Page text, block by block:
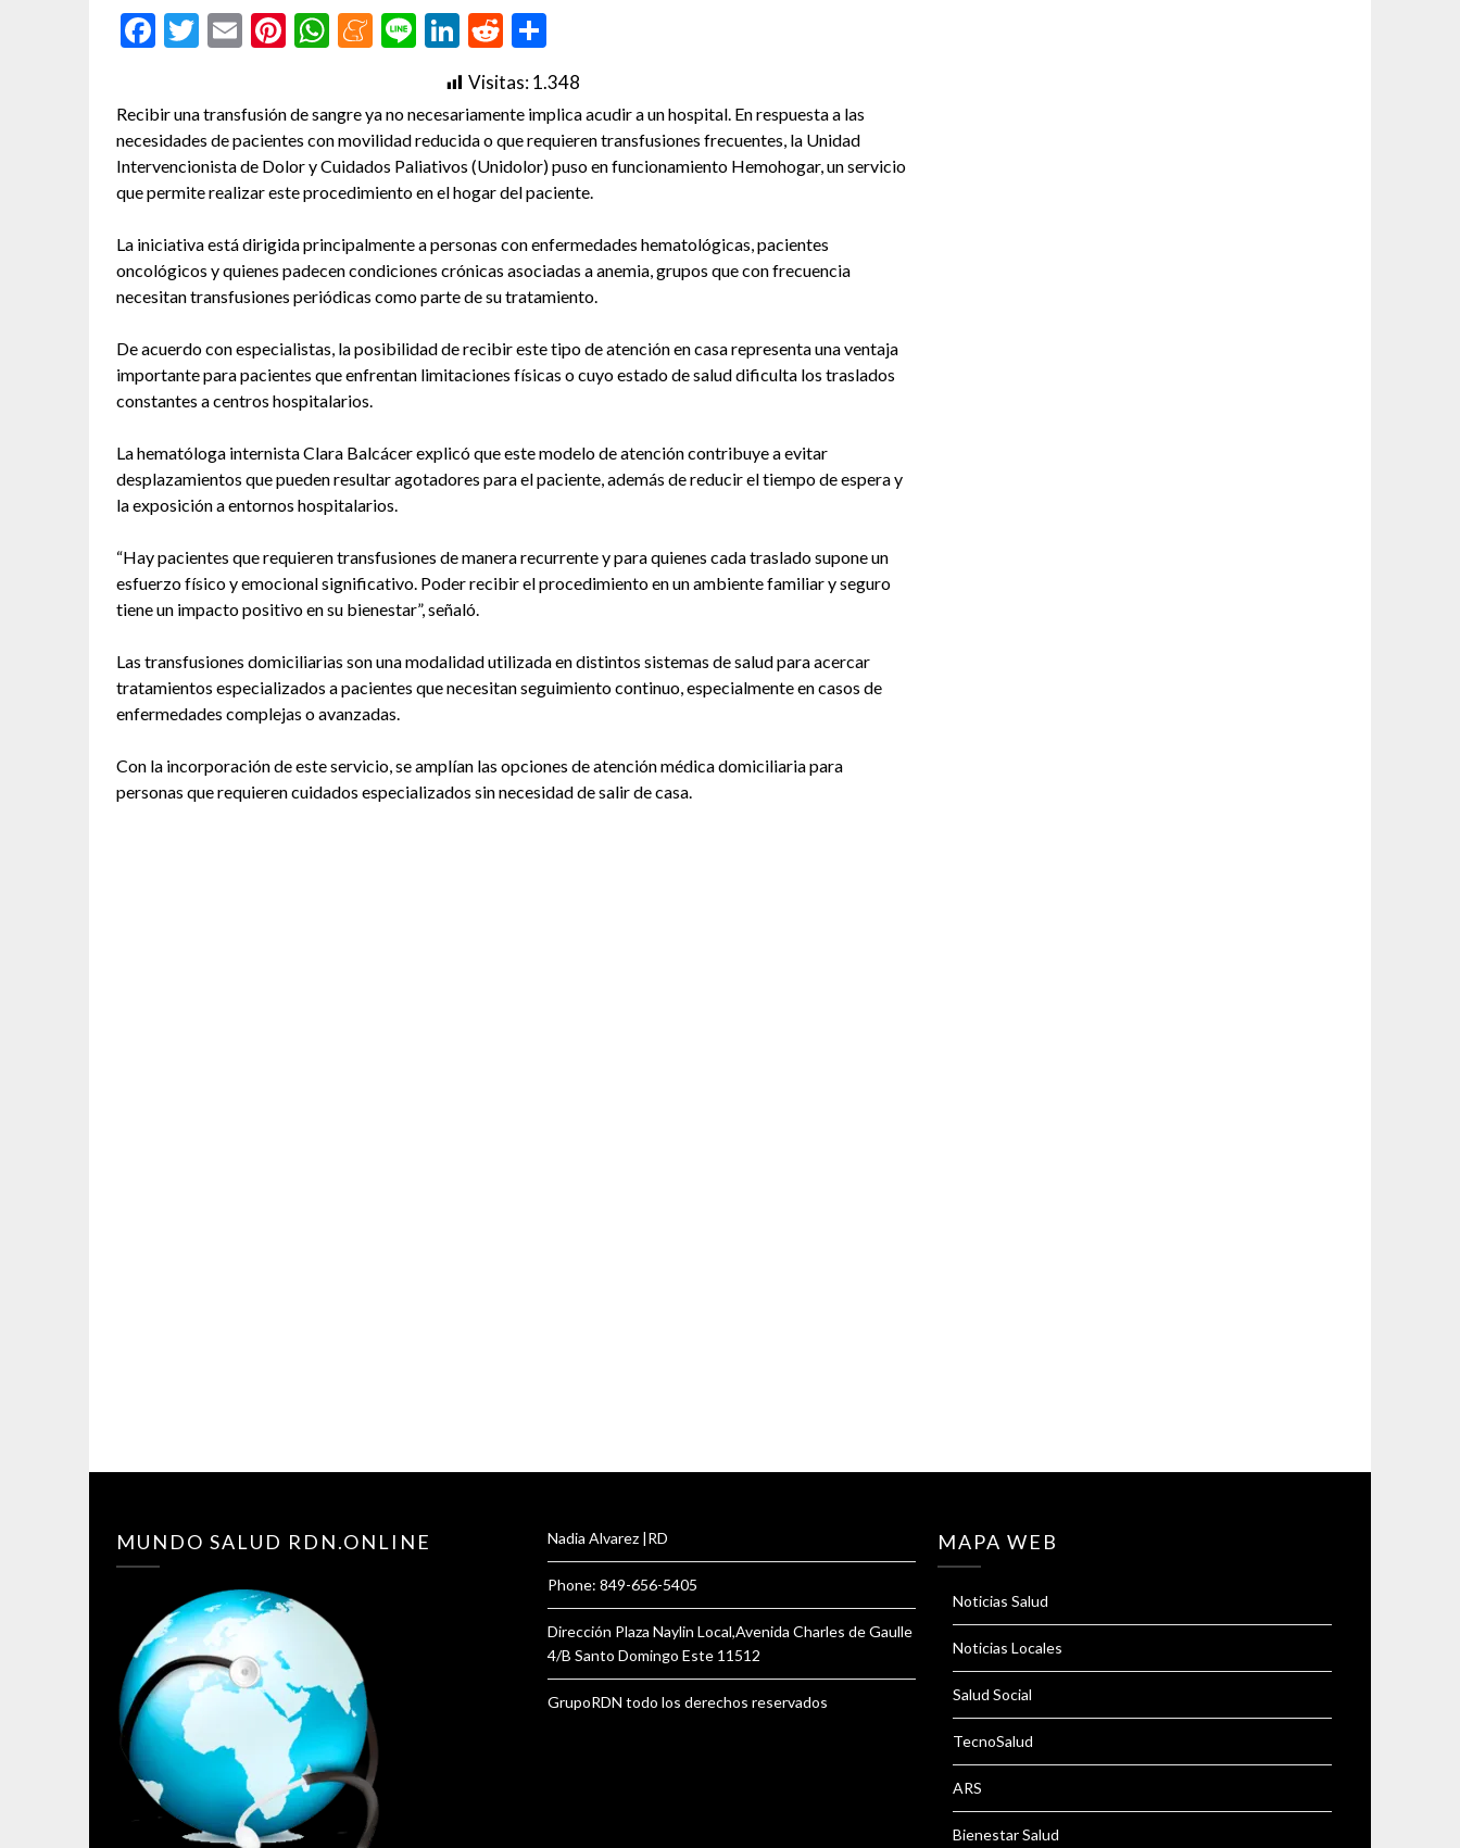
Facebook
Twitter
EmailPinterest
WhatsApp
Meneame
LineLinkedIn
Reddit
Visitas:1.348
Recibir una transfusión de sangre ya no necesariamente implica acudir a un hospital. En respuesta a las
necesidades de pacientes con movilidad reducida o que requieren transfusiones frecuentes, la Unidad
Intervencionista de Dolor y Cuidados Paliativos (Unidolor) puso en funcionamiento Hemohogar, un servicio
que permite realizar este procedimiento en el hogar del paciente.
La iniciativa está dirigida principalmente a personas con enfermedades hematológicas, pacientes
oncológicos y quienes padecen condiciones crónicas asociadas a anemia, grupos que con frecuencia
necesitan transfusiones periódicas como parte de su tratamiento.
De acuerdo con especialistas, la posibilidad de recibir este tipo de atención en casa representa una ventaja
importante para pacientes que enfrentan limitaciones físicas o cuyo estado de salud dificulta los traslados
constantes a centros hospitalarios.
La hematóloga internista Clara Balcácer explicó que este modelo de atención contribuye a evitar
desplazamientos que pueden resultar agotadores para el paciente, además de reducir el tiempo de espera y
la exposición a entornos hospitalarios.
“Hay pacientes que requieren transfusiones de manera recurrente y para quienes cada traslado supone un
esfuerzo físico y emocional significativo. Poder recibir el procedimiento en un ambiente familiar y seguro
tiene un impacto positivo en su bienestar”, señaló.
Las transfusiones domiciliarias son una modalidad utilizada en distintos sistemas de salud para acercar
tratamientos especializados a pacientes que necesitan seguimiento continuo, especialmente en casos de
enfermedades complejas o avanzadas.
Con la incorporación de este servicio, se amplían las opciones de atención médica domiciliaria para
personas que requieren cuidados especializados sin necesidad de salir de casa.
MUNDO SALUD RDN.ONLINE Nadia Alvarez |RD
Phone: 849-656-5405
Dirección Plaza Naylin Local,Avenida Charles de Gaulle
4/B Santo Domingo Este 11512
GrupoRDN todo los derechos reservados
MAPA WEB
Noticias Salud
Noticias Locales
Salud Social
TecnoSalud
ARS
Bienestar Salud